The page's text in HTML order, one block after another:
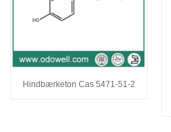
Hindbærketon Cas 5471-51-2